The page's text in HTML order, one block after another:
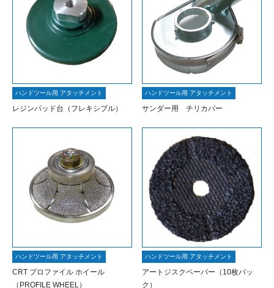
ハンドツール用 アタッチメント
レジンパッド台（フレキシブル）
ハンドツール用 アタッチメント
サンダー用 チリカバー
ハンドツール用 アタッチメント
CRT プロファイル ホイール
（PROFILE WHEEL）
ハンドツール用 アタッチメント
アートジスクペーパー（10枚パッ
ク）